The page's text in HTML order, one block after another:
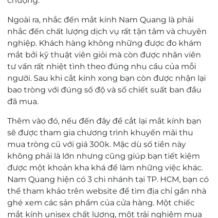
Ngoài ra, nhắc đến mắt kính Nam Quang là phải
nhắc đến chất lượng dịch vụ rất tận tâm và chuyên
nghiệp. Khách hàng không những được đo khám
mắt bởi kỹ thuật viên giỏi mà còn được nhân viên
tư vấn rất nhiệt tình theo đúng nhu cầu của mỗi
người. Sau khi cắt kính xong bạn còn được nhận lại
bao tròng với đúng số độ và số chiết suất ban đầu
đã mua.
Thêm vào đó, nếu đến đây để cắt lại mắt kính bạn
sẽ được tham gia chương trình khuyến mãi thu
mua tròng cũ với giá 300k. Mặc dù số tiền này
không phải là lớn nhưng cũng giúp bạn tiết kiệm
được một khoản kha khá để làm những việc khác.
Nam Quang hiện có 3 chi nhánh tại TP. HCM, bạn có
thể tham khảo trên website để tìm địa chỉ gần nhà
ghé xem các sản phẩm của cửa hàng. Một chiếc
mắt kính unisex chất lượng, một trải nghiệm mua